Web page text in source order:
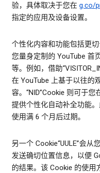
验，具体取决于您在 g.co/
指定的应用及设备设置。
个性化内容和功能包括更
您量身定制的 YouTube 首
等。例如，借助
在 YouTube 上基于以往的
容。“NID”Cookie 则可于
提供个性化自动补全功能
使用满 6 个月后过期。
另一个 Cookie“UULE”会
发送确切位置信息，以便
的结果。该 Cookie 的使用